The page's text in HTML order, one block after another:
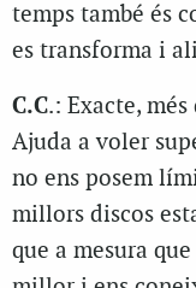
temps també és
es transforma i
C.C.: Exacte,
Ajuda a voler
no ens posem
millors discos
que a mesura